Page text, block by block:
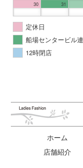
30 31
定休日
船場センタービル
12時閉店
ホーム
店舗紹介